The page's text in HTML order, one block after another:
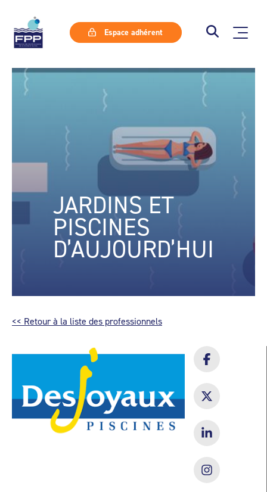
Espace adhérent
JARDINS ET
PISCINES
D’AUJOURD’HUI
<< Retour à la liste des professionnels